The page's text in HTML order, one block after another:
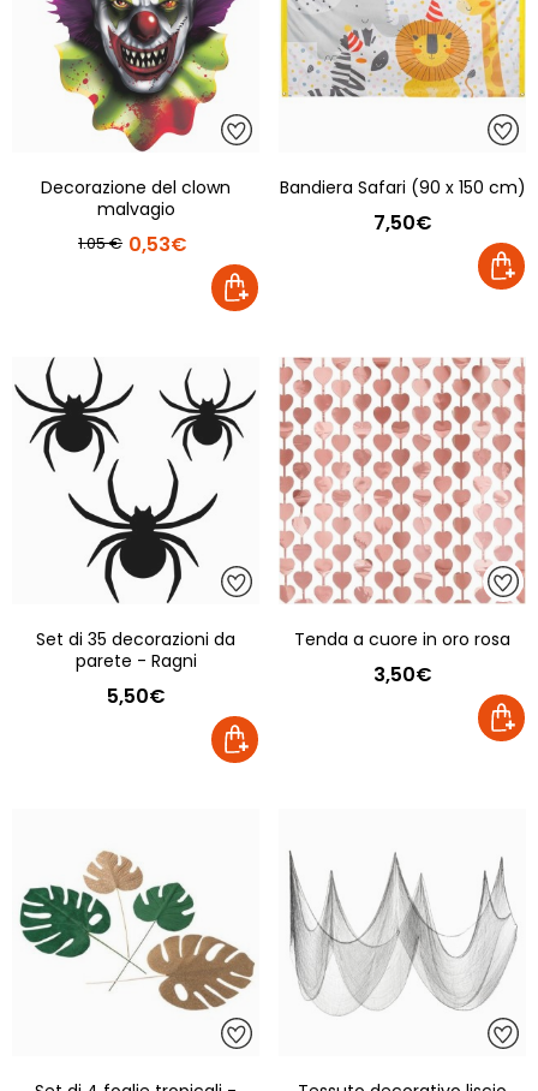
Decorazione del clown
malvagio
1.05 € 0,53€
Bandiera Safari (90 x 150 cm)
7,50€
Set di 35 decorazioni da
parete - Ragni
5,50€
Tenda a cuore in oro rosa
3,50€